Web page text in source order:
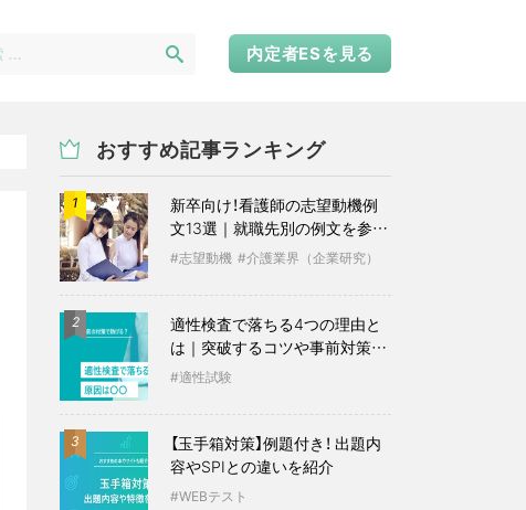
内定者ESを見る
おすすめ記事ランキング
1
新卒向け！看護師の志望動機例
文13選｜就職先別の例文を参考
に志望動機 介護業界（企業研究）
2
適性検査で落ちる4つの理由と
は｜突破するコツや事前対策も
紹介
適性試験
3
【玉手箱対策】例題付き！ 出題内
容やSPIとの違いを紹介
WEBテスト